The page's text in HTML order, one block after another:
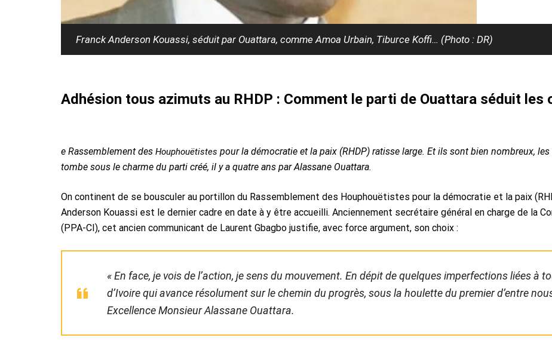
Franck Anderson Kouassi, séduit par Ouattara, comme Amoa Urbain, Tiburce Koffi… (Photo : DR)
Adhésion tous azimuts au RHDP : Comment le parti de Ouattara séduit les
e Rassemblement des Houphouëtistes pour la démocratie et la paix (RHDP) ratisse large. Et ils sont bien nombreux,
tombe sous le charme du parti créé, il y a quatre ans par Alassane Ouattara.
On continent de se bousculer au portillon du Rassemblement des Houphouëtistes pour la démocratie et la paix
Anderson Kouassi est le dernier cadre en date à y être accueilli. Anciennement secrétaire général en charge de la
(PPA-CI), cet ancien communicant de Laurent Gbagbo justifie, avec force argument, son choix :
« En face, je vois de l’action, je sens du mouvement. En dépit de quelques imperfections liées à
d’Ivoire qui avance résolument sur le chemin du progrès, sous la houlette du premier d’entre
Excellence Monsieur Alassane Ouattara.